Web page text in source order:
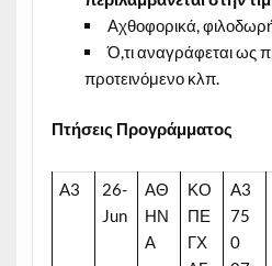
Αχθοφορικά,
Ό,τι αναγράφεται ως
προτεινόμενο κλπ.
Πτήσεις Προγράμματος
A3
26-
Jun
ΑΘ
ΗΝ
Α
ΚΟ
ΠΕ
ΓΧ
A3
75
0